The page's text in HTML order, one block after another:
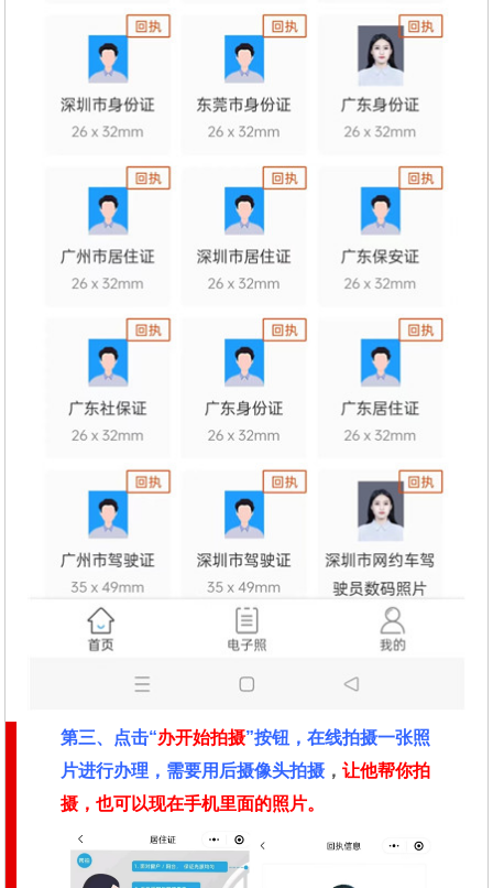
第三、点击“办开始拍摄”按钮，在线拍摄一张照
片进行办理，需要用后摄像头拍摄 ，让他帮你拍
摄，也可以现在手机里面的照片。